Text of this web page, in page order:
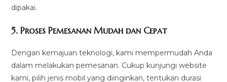
dipakai.
5.Proses Pemesanan Mudah dan Cepat
Dengan kemajuan teknologi, kami mempermudah Anda
dalam melakukan pemesanan. Cukup kunjungi website
kami, pilih jenis mobil yang diinginkan, tentukan durasi